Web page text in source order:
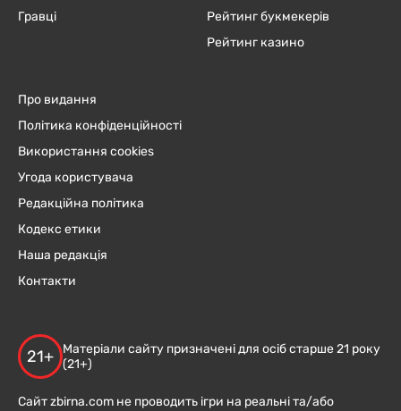
Гравці
Рейтинг букмекерів
Рейтинг казино
Про видання
Політика конфіденційності
Використання cookies
Угода користувача
Редакційна політика
Кодекс етики
Наша редакція
Контакти
21+
Матеріали сайту призначені для осіб старше 21 року
(21+)
Сайт zbirna.com не проводить ігри на реальні та/або